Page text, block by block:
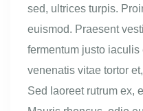
sed, ultrices turpis.
euismod. Praesent
fermentum justo iaculis
venenatis vitae tortor
Sed laoreet rutrum ex,